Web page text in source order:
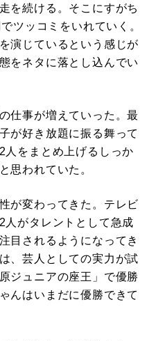
を続ける。そこにすがち
ツッコミをいれていく。
演じているという感じが
をネタに落とし込んでい
仕事が増えていった。最
が好き放題に振る舞って
人をまとめ上げるしっか
思われていた。
が変わってきた。テレビ
人がタレントとして急成
目されるようになってき
、芸人としての実力が試
ジュニアの座王」で優勝
んはいまだに優勝できて